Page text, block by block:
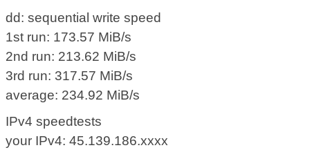
dd: sequential write speed
1st run: 173.57 MiB/s
2nd run: 213.62 MiB/s
3rd run: 317.57 MiB/s
average: 234.92 MiB/s
IPv4 speedtests
your IPv4: 45.139.186.xxxx